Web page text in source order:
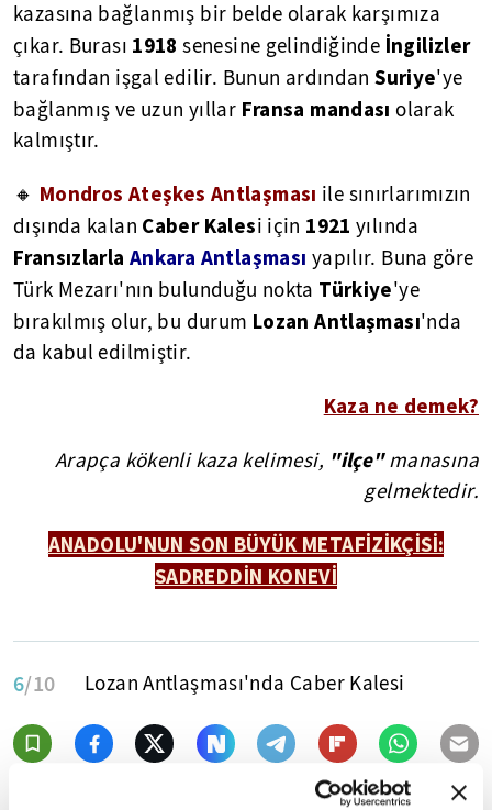
kazasına bağlanmış bir belde olarak karşımıza
çıkar. Burası 1918senesine gelindiğinde İngilizler
tarafından işgal edilir. Bunun ardındanSuriye'ye
bağlanmış ve uzun yıllar Fransa mandası olarak
kalmıştır.
🔸 Mondros Ateşkes Antlaşması ile sınırlarımızın
dışında kalan Caber Kalesi için 1921yılında
Fransızlarla Ankara Antlaşması yapılır. Buna göre
Türk Mezarı'nın bulunduğu nokta Türkiye'ye
bırakılmış olur, bu durum Lozan Antlaşması'nda
da kabul edilmiştir.
Kaza ne demek?
Arapça kökenli kaza kelimesi, "ilçe"manasına
gelmektedir.
ANADOLU'NUN SON BÜYÜK METAFİZİKÇİSİ:
SADREDDİN KONEVİ
6/10 Lozan Antlaşması'nda Caber Kalesi